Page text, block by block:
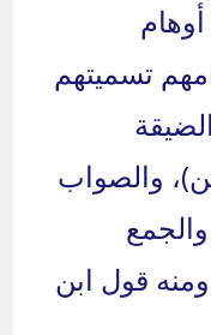
تسميتهم
والصواب
قول ابن